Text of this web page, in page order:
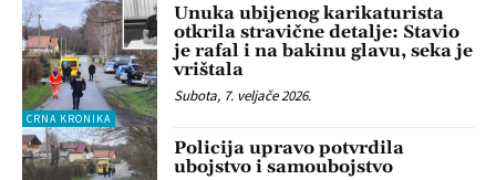
CRNA KRONIKA
Unuka ubijenog karikaturista
otkrila stravične detalje: Stavio
je rafal i na bakinu glavu, seka je
vrištala
Subota, 7. veljače 2026.
Policija upravo potvrdila
ubojstvo i samoubojstvo